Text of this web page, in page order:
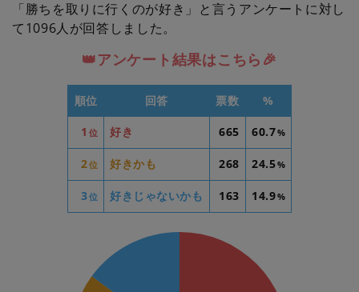
「勝ちを取りに行くのが好き」と言うアンケートに対し
て1096人が回答しました。
👑アンケート結果はこちら🎉
順位 回答 票数 %
1 位 好き 665 60.7%
2位 好きかも 268 24.5%
3位 好きじゃないかも 163 14.9%